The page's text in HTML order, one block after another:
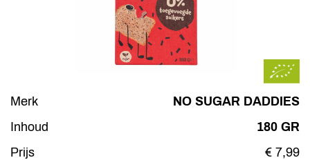
Merk
NO SUGAR DADDIES
Inhoud
180 GR
Prijs
€ 7,99